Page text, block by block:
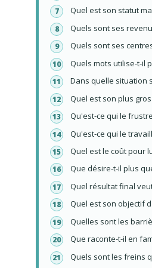
Quel est son statut
Quels sont ses
Quels sont ses
Quels mots utilise-t-il
Dans quelle situation
Quel est son plus
Qu'est-ce qui le
Qu'est-ce qui le
Quel est le coût pour
Que désire-t-il plus
Quel résultat final
Quel est son objectif
Quelles sont les
Que raconte-t-il en
Quels sont les freins